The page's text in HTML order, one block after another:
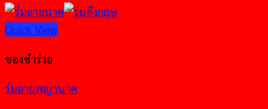
Quick View
ของชำร่วย
ร่มลายพญานาค